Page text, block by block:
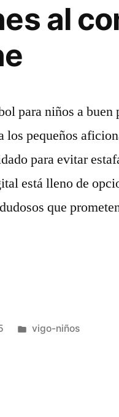
al
para niños a buen
los pequeños
para evitar
está lleno de
que
Publicado
vigo-niños